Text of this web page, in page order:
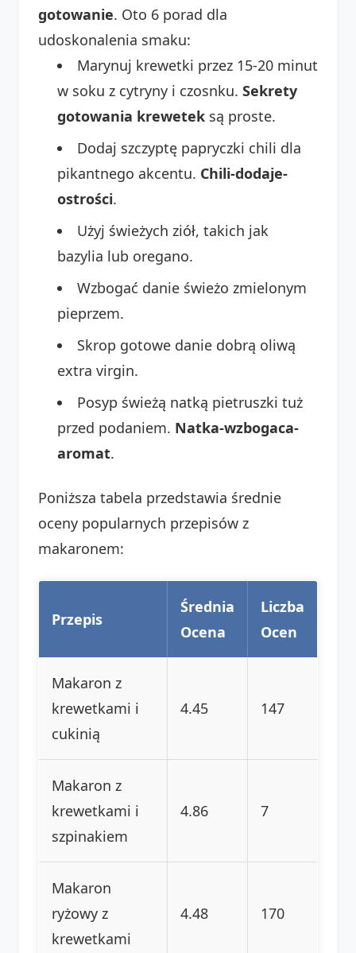
gotowanie. Oto 6 porad dla
udoskonalenia smaku:
Marynuj krewetki przez 15-20 minut
w soku z cytryny i czosnku. Sekrety
gotowania krewetek są proste.
Dodaj szczyptę papryczki chili dla
pikantnego akcentu. Chili-dodaje-
ostrości.
Użyj świeżych ziół, takich jak
bazylia lub oregano.
Wzbogać danie świeżo zmielonym
pieprzem.
Skrop gotowe danie dobrą oliwą
extra virgin.
Posyp świeżą natką pietruszki tuż
przed podaniem. Natka-wzbogaca-
aromat.
Poniższa tabela przedstawia średnie
oceny popularnych przepisów z
makaronem:
Przepis
Średnia
Ocena
Liczba
Ocen
Makaron z
krewetkami i
cukinią
4.45 147
Makaron z
krewetkami i
szpinakiem
4.86 7
Makaron
ryżowy z
krewetkami
4.48 170